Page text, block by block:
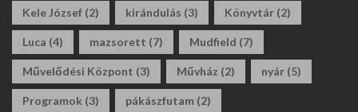
Kele József (2) kirándulás (3) Könyvtár (2)
Luca (4) mazsorett (7) Mudfield (7)
Művelődési Központ (3) Művház (2) nyár (5)
Programok (3) pákászfutam (2)